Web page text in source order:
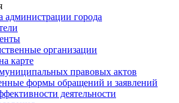
администрации города
организации
карте
правовых актов
формы обращений и заявлений
деятельности